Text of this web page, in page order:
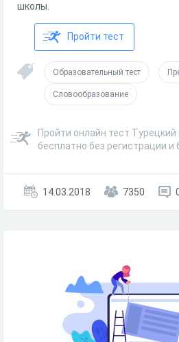
школы.
Пройти тест
Образовательный тест
Словообразование
Пройти онлайн тест Турецкий
бесплатно без регистрации и
14.03.2018 7350